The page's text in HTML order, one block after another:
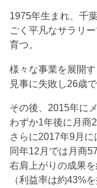
1975年生まれ、千
ごく平凡なサラリ
育つ。
様々な事業を展開
見事に失敗し26歳
その後、2015年に
わずか1年後に月商
さらに2017年9月に
同年12月では月商
右肩上がりの成果を
（利益率は約43%を